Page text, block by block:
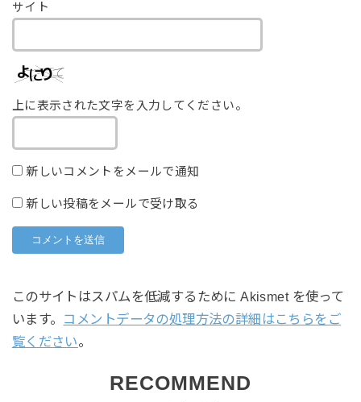
サイト
上に表示された文字を入力してください。
新しいコメントをメールで通知
新しい投稿をメールで受け取る
このサイトはスパムを低減するために Akismet を使って
います。 コメントデータの処理方法の詳細はこちらをご
覧ください。
RECOMMEND